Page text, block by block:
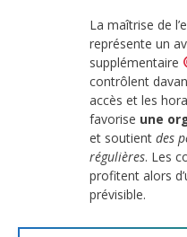
La maîtrise de
représente un
supplémentaire
contrôlent
accès et les
favorise une
et soutient des
régulières. Les
profitent alors
prévisible.